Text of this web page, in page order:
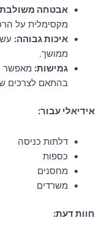
אבטחה
מקסימלית על
איכות גבוהה:
ממושך.
גמישות: מאפשר
בהתאם לצרכים
אידיאלי עבור:
דלתות כניסה
כספות
מחסנים
משרדים
חוות דעת: